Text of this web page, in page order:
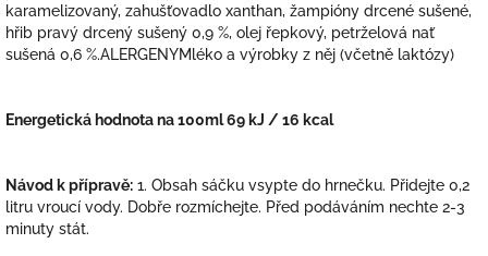
karamelizovaný, zahušťovadlo xanthan, žampióny drcené sušené,
hřib pravý drcený sušený 0,9 %, olej řepkový, petrželová nať
sušená 0,6 %.ALERGENYMléko a výrobky z něj (včetně laktózy)
Energetická hodnota na 100ml 69 kJ / 16 kcal
Návod k přípravě: 1. Obsah sáčku vsypte do hrnečku. Přidejte 0,2
litru vroucí vody. Dobře rozmíchejte. Před podáváním nechte 2-3
minuty stát.